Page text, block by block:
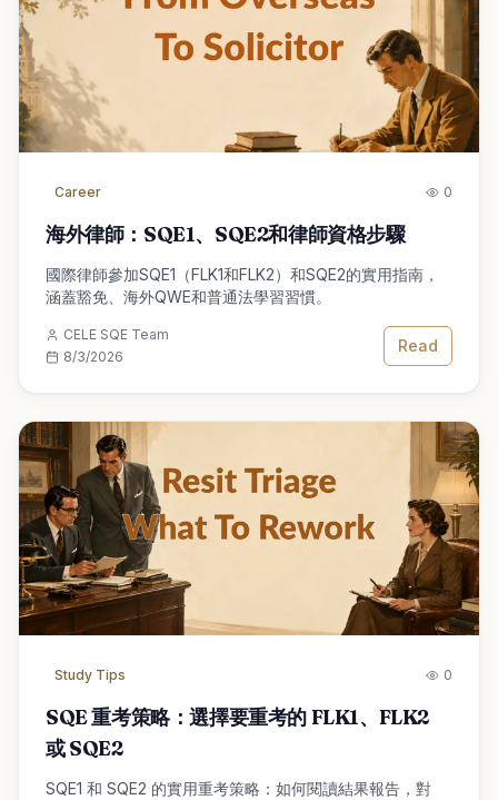
Career 0
海外律師：SQE1、SQE2和律師資格步驟
國際律師參加SQE1（FLK1和FLK2）和SQE2的實用指南，
涵蓋豁免、海外QWE和普通法學習習慣。
CELE SQE Team
8/3/2026
Read
Study Tips 0
SQE 重考策略：選擇要重考的 FLK1、FLK2
或 SQE2
SQE1 和 SQE2 的實用重考策略：如何閱讀結果報告，對